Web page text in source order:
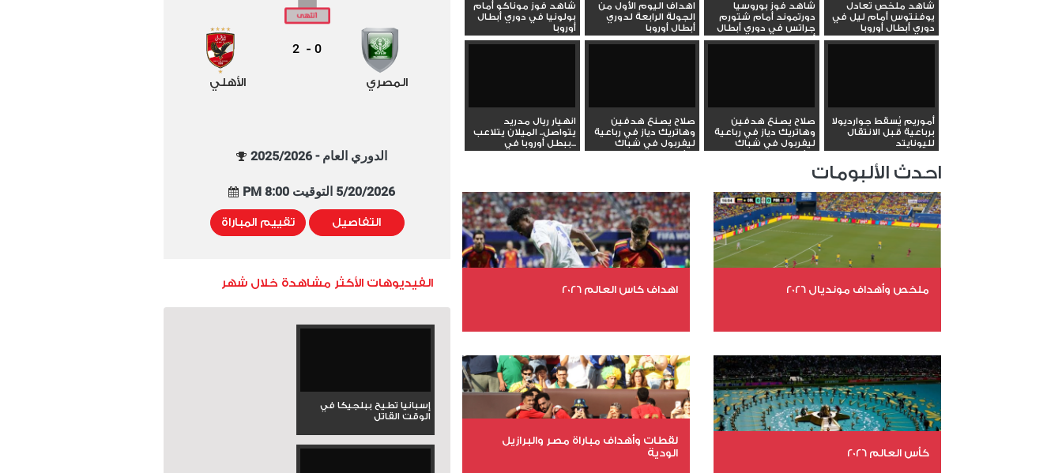
شاهد ملخص تعادل
يوفنتوس أمام ليل في
دوري أبطال أوروبا
شاهد فوز بوروسيا
دورتموند أمام شتورم
جراتس في دوري أبطال
أوروبا
اهداف اليوم الأول من
الجولة الرابعة لدوري
أبطال أوروبا
شاهد فوز موناكو أمام
بولونيا في دوري أبطال
أوروبا
أموريم يُسقط جوارديولا
برباعية قبل الانتقال
لليونايتد
صلاح يصنع هدفين
وهاتريك دياز في رباعية
ليفربول في شباك
صلاح يصنع هدفين
وهاتريك دياز في رباعية
ليفربول في شباك
انهيار ريال مدريد
يتواصل.. الميلان يتلاعب
ببطل أوروبا في...
احدث الألبومات
ملخص وأهداف مونديال 2026
عدد المشاهدات 4808
اهداف كاس العالم 2026
عدد المشاهدات 1983
كأس العالم 2026
لقطات وأهداف مباراة مصر والبرازيل
الودية
المصري
0
-
2
الأهلي
الدوري العام - 2025/2026
5/20/2026 التوقيت 8:00 PM
التفاصيل تقييم المباراة
الفيديوهات الأكثر مشاهدة خلال شهر
إسبانيا تطيح ببلجيكا في
الوقت القاتل